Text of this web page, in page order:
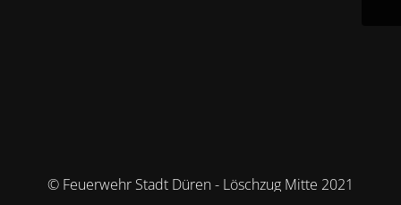
© Feuerwehr Stadt Düren - Löschzug Mitte 2021